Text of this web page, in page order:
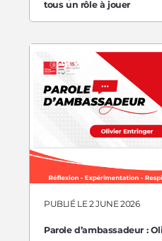
tous un rôle à jouer
Parole d’ambassadeur :
PUBLIÉ LE 2 JUNE 2026